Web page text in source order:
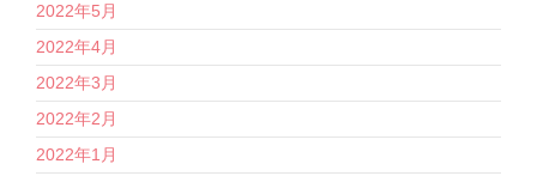
2022年5月
2022年4月
2022年3月
2022年2月
2022年1月